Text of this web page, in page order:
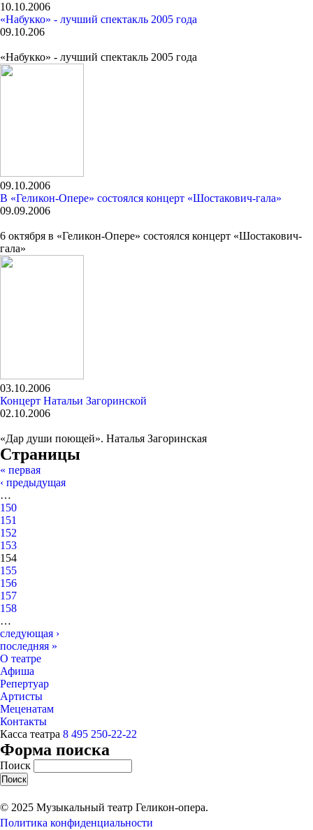
10.10.2006
«Набукко» - лучший спектакль 2005 года
09.10.206
«Набукко» - лучший спектакль 2005 года
09.10.2006
В «Геликон-Опере» состоялся концерт «Шостакович-гала»
09.09.2006
6 октября в «Геликон-Опере» состоялся концерт «Шостакович-
гала»
03.10.2006
Концерт Натальи Загоринской
02.10.2006
«Дар души поющей». Наталья Загоринская
Страницы
« первая
‹ предыдущая
…
150
151
152
153
154
155
156
157
158
…
следующая ›
последняя »
О театре
Афиша
Репертуар
Артисты
Меценатам
Контакты
Касса театра 8 495 250-22-22
Форма поиска
Поиск
© 2025 Музыкальный театр Геликон-опера.
Политика конфиденциальности